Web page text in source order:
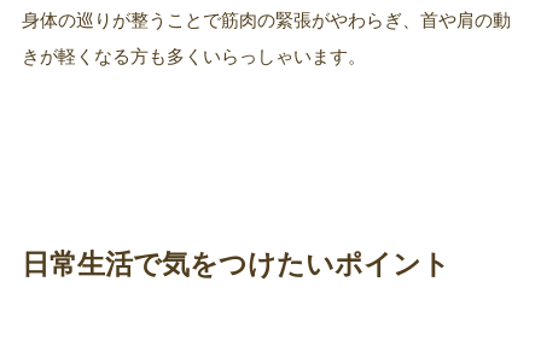
身体の巡りが整うことで筋肉の緊張がやわらぎ、首や肩の動
きが軽くなる方も多くいらっしゃいます。
日常生活で気をつけたいポイント